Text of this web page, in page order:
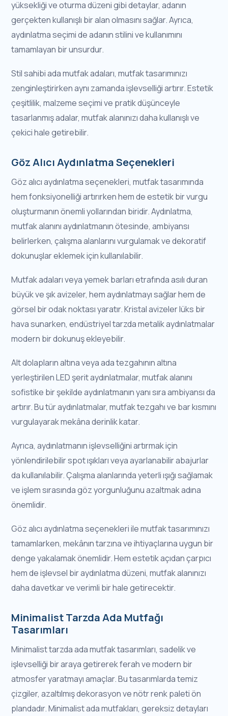
yüksekliği ve oturma düzeni gibi detaylar, adanın
gerçekten kullanışlı bir alan olmasını sağlar. Ayrıca,
aydınlatma seçimi de adanın stilini ve kullanımını
tamamlayan bir unsurdur.
Stil sahibi ada mutfak adaları, mutfak tasarımınızı
zenginleştirirken aynı zamanda işlevselliği artırır. Estetik
çeşitlilik, malzeme seçimi ve pratik düşünceyle
tasarlanmış adalar, mutfak alanınızı daha kullanışlı ve
çekici hale getirebilir.
Göz Alıcı Aydınlatma Seçenekleri
Göz alıcı aydınlatma seçenekleri, mutfak tasarımında
hem fonksiyonelliği artırırken hem de estetik bir vurgu
oluşturmanın önemli yollarından biridir. Aydınlatma,
mutfak alanını aydınlatmanın ötesinde, ambiyansı
belirlerken, çalışma alanlarını vurgulamak ve dekoratif
dokunuşlar eklemek için kullanılabilir.
Mutfak adaları veya yemek barları etrafında asılı duran
büyük ve şık avizeler, hem aydınlatmayı sağlar hem de
görsel bir odak noktası yaratır. Kristal avizeler lüks bir
hava sunarken, endüstriyel tarzda metalik aydınlatmalar
modern bir dokunuş ekleyebilir.
Alt dolapların altına veya ada tezgahının altına
yerleştirilen LED şerit aydınlatmalar, mutfak alanını
sofistike bir şekilde aydınlatmanın yanı sıra ambiyansı da
artırır. Bu tür aydınlatmalar, mutfak tezgahı ve bar kısmını
vurgulayarak mekâna derinlik katar.
Ayrıca, aydınlatmanın işlevselliğini artırmak için
yönlendirilebilir spot ışıkları veya ayarlanabilir abajurlar
da kullanılabilir. Çalışma alanlarında yeterli ışığı sağlamak
ve işlem sırasında göz yorgunluğunu azaltmak adına
önemlidir.
Göz alıcı aydınlatma seçenekleri ile mutfak tasarımınızı
tamamlarken, mekânın tarzına ve ihtiyaçlarına uygun bir
denge yakalamak önemlidir. Hem estetik açıdan çarpıcı
hem de işlevsel bir aydınlatma düzeni, mutfak alanınızı
daha davetkar ve verimli bir hale getirecektir.
Minimalist Tarzda Ada Mutfağı
Tasarımları
Minimalist tarzda ada mutfak tasarımları, sadelik ve
işlevselliği bir araya getirerek ferah ve modern bir
atmosfer yaratmayı amaçlar. Bu tasarımlarda temiz
çizgiler, azaltılmış dekorasyon ve nötr renk paleti ön
plandadır. Minimalist ada mutfakları, gereksiz detayları